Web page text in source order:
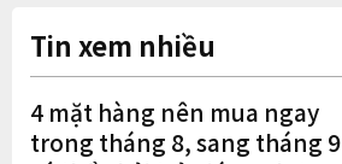
Tin xem nhiều
4 mặt hàng nên mua ngay
trong tháng 8, sang tháng 9